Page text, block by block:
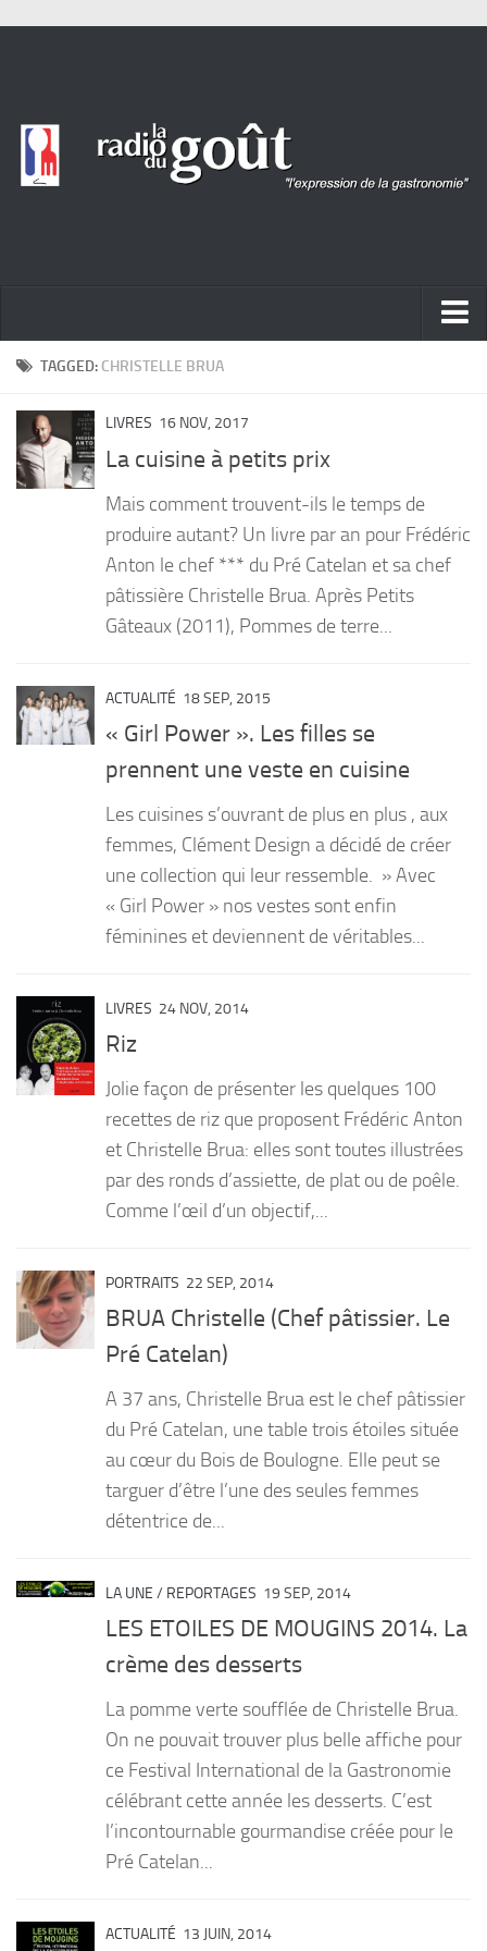
ACTUALITÉ
PORTRAITS
LIVRES
Sauces
TAGGED: CHRISTELLE BRUA
LIVRES 16 NOV, 2017
La cuisine à petits prix
Mais comment trouvent-ils le temps de
produire autant? Un livre par an pour Frédéric
Anton le chef *** du Pré Catelan et sa chef
pâtissière Christelle Brua. Après Petits
Gâteaux (2011), Pommes de terre...
ACTUALITÉ 18 SEP, 2015
« Girl Power ». Les filles se
prennent une veste en cuisine
Les cuisines s’ouvrant de plus en plus , aux
femmes, Clément Design a décidé de créer
une collection qui leur ressemble. » Avec
« Girl Power » nos vestes sont enfin
féminines et deviennent de véritables...
LIVRES 24 NOV, 2014
Riz
Jolie façon de présenter les quelques 100
recettes de riz que proposent Frédéric Anton
et Christelle Brua: elles sont toutes illustrées
par des ronds d’assiette, de plat ou de poêle.
Comme l’œil d’un objectif,...
PORTRAITS 22 SEP, 2014
BRUA Christelle (Chef pâtissier. Le
Pré Catelan)
A 37 ans, Christelle Brua est le chef pâtissier
du Pré Catelan, une table trois étoiles située
au cœur du Bois de Boulogne. Elle peut se
targuer d’être l’une des seules femmes
détentrice de...
LA UNE / REPORTAGES 19 SEP, 2014
LES ETOILES DE MOUGINS 2014. La
crème des desserts
La pomme verte soufflée de Christelle Brua.
On ne pouvait trouver plus belle affiche pour
ce Festival International de la Gastronomie
célébrant cette année les desserts. C’est
l’incontournable gourmandise créée pour le
Pré Catelan...
ACTUALITÉ 13 JUIN, 2014